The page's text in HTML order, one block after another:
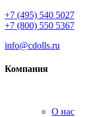
+7 (495) 540 5027
+7 (800) 550 5367
info@cdolls.ru
Компания
О нас